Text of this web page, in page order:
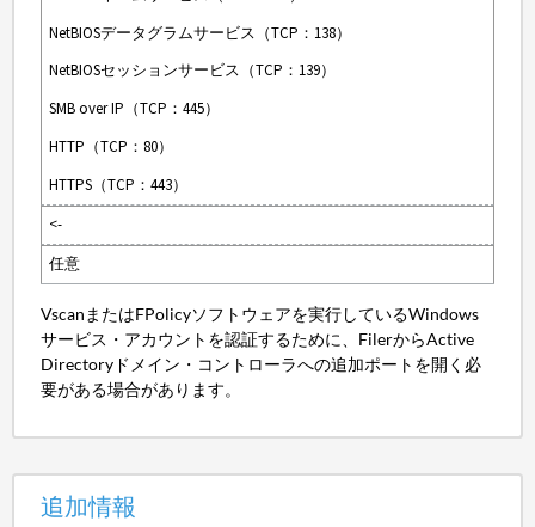
NetBIOSデータグラムサービス（TCP：138）
NetBIOSセッションサービス（TCP：139）
SMB over IP（TCP：445）
HTTP（TCP：80）
HTTPS（TCP：443）
<-
任意
VscanまたはFPolicyソフトウェアを実行しているWindows
サービス・アカウントを認証するために、FilerからActive
Directoryドメイン・コントローラへの追加ポートを開く必
要がある場合があります。
追加情報